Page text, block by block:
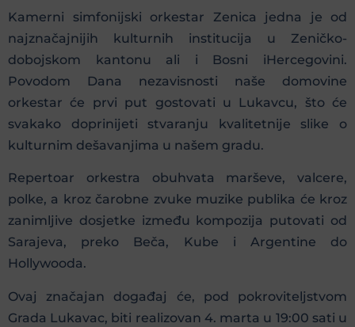
Kamerni simfonijski orkestar Zenica jedna je od
najznačajnijih kulturnih institucija u Zeničko-
dobojskom kantonu ali i Bosni iHercegovini.
Povodom Dana nezavisnosti naše domovine
orkestar će prvi put gostovati u Lukavcu, što će
svakako doprinijeti stvaranju kvalitetnije slike o
kulturnim dešavanjima u našem gradu.
Repertoar orkestra obuhvata marševe, valcere,
polke, a kroz čarobne zvuke muzike publika će kroz
zanimljive dosjetke između kompozija putovati od
Sarajeva, preko Beča, Kube i Argentine do
Hollywooda.
Ovaj značajan događaj će, pod pokroviteljstvom
Grada Lukavac, biti realizovan 4. marta u 19:00 sati u